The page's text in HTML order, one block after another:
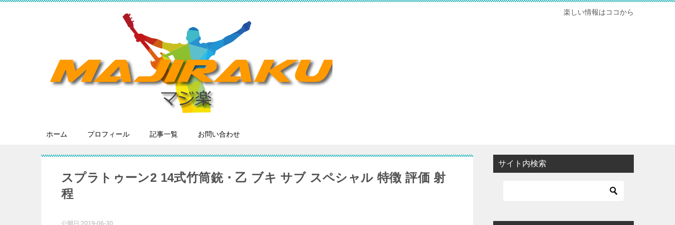
楽しい情報はココから
ホーム プロフィール 記事一覧 お問い合わせ
スプラトゥーン2 14式竹筒銃・乙 ブキ サブ スペシャル 特徴 評価 射
程
サイト内検索